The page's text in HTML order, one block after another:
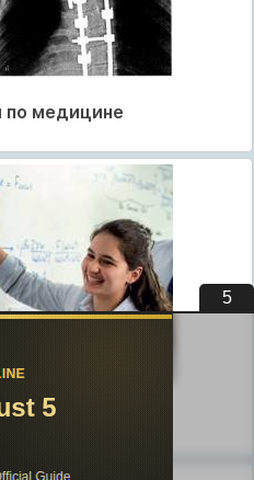
по медицине
педагогике
4